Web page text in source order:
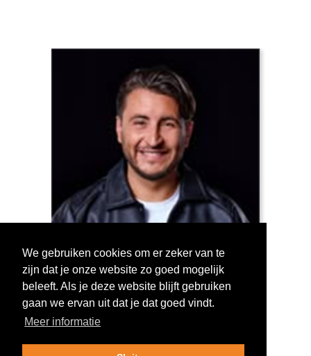
Log in om te stemmen!
We gebruiken cookies om er zeker van te
zijn dat je onze website zo goed mogelijk
beleeft. Als je deze website blijft gebruiken
gaan we ervan uit dat je dat goed vindt.
Meer informatie